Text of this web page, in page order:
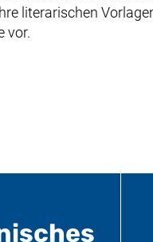
literarischen
vor.